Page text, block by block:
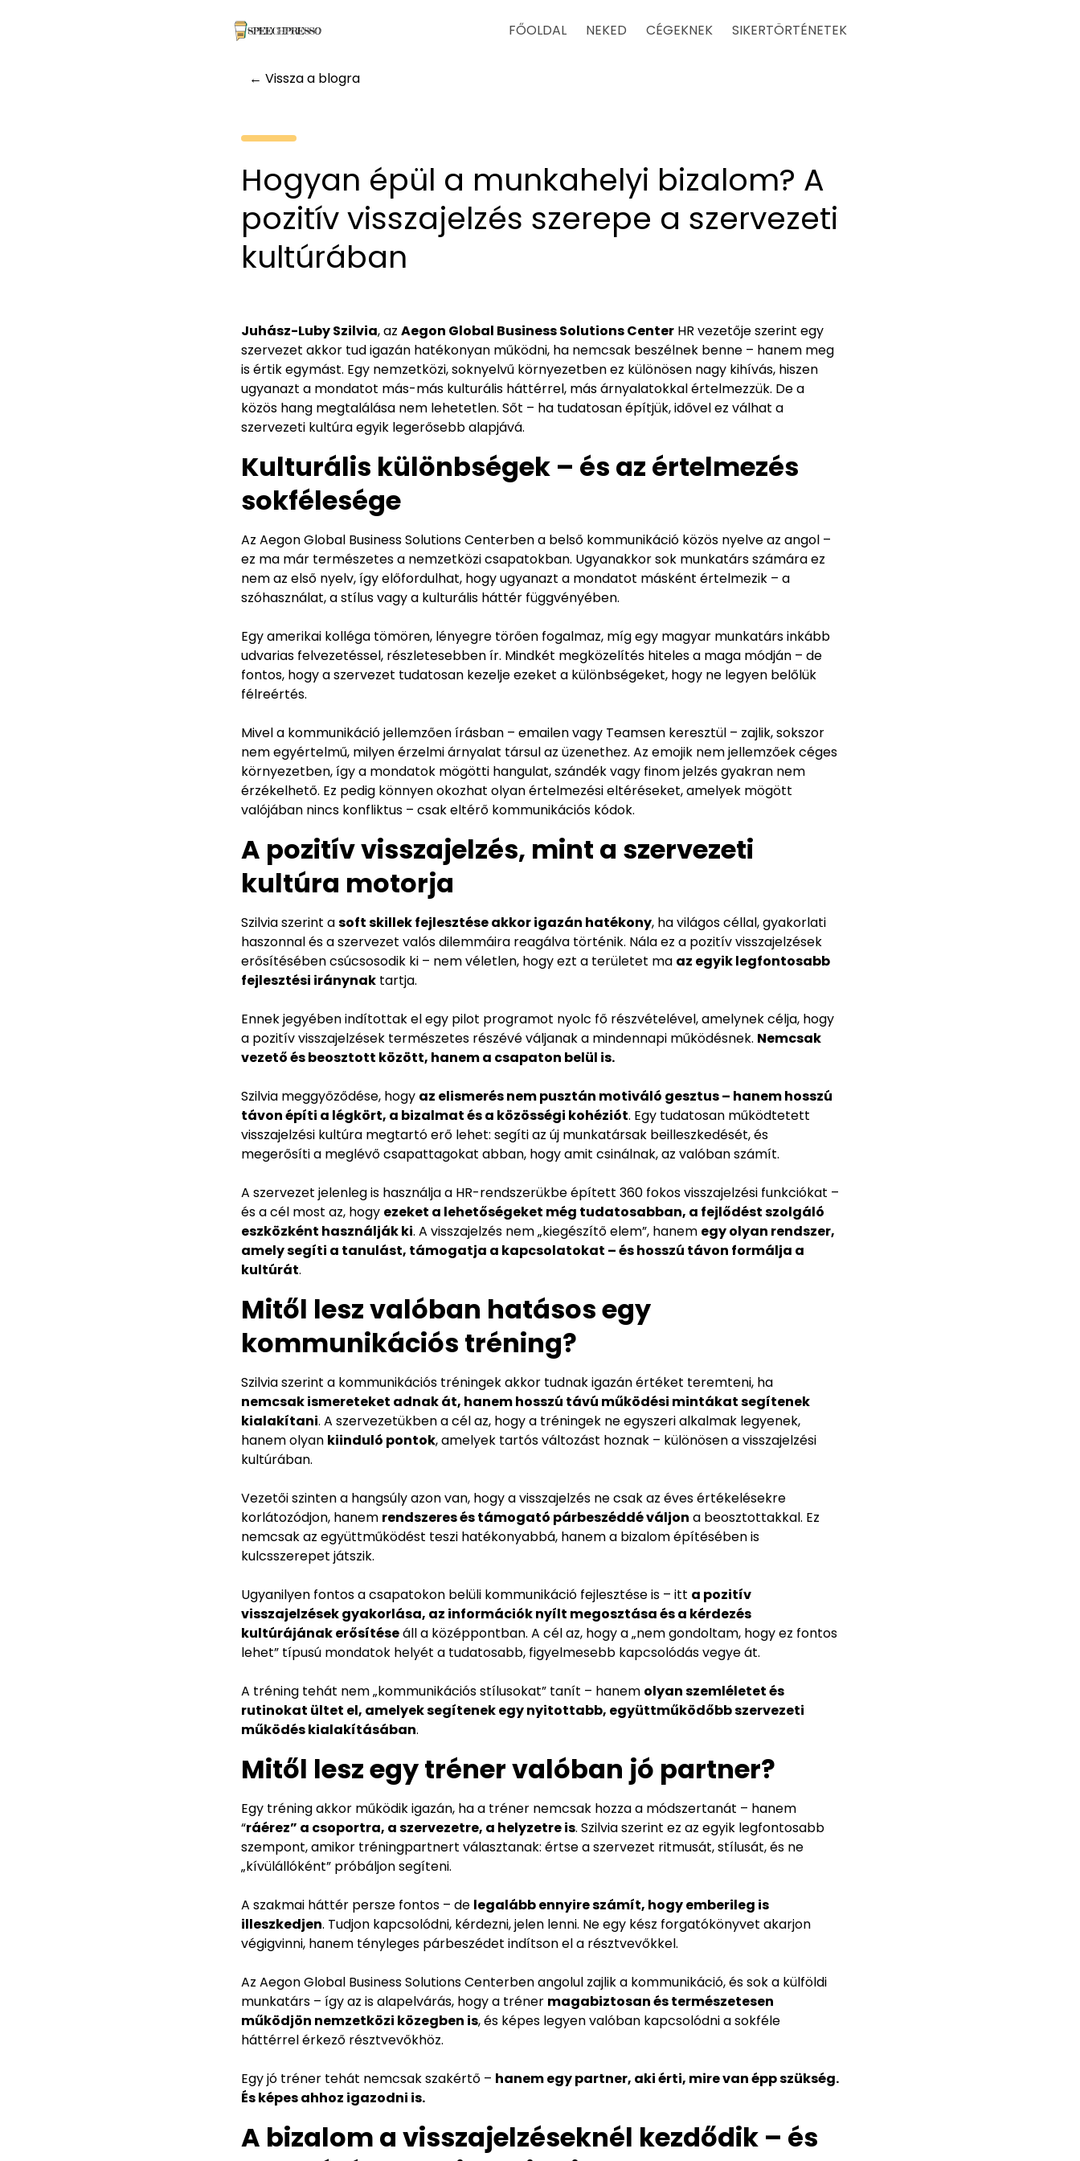
FŐOLDAL NEKED CÉGEKNEK SIKERTÖRTÉNETEK
← Vissza a blogra
Hogyan épül a munkahelyi bizalom? A
pozitív visszajelzés szerepe a szervezeti
kultúrában
Juhász-Luby Szilvia, az Aegon Global Business Solutions Center HR vezetője szerint egy
szervezet akkor tud igazán hatékonyan működni, ha nemcsak beszélnek benne – hanem meg
is értik egymást. Egy nemzetközi, soknyelvű környezetben ez különösen nagy kihívás, hiszen
ugyanazt a mondatot más-más kulturális háttérrel, más árnyalatokkal értelmezzük. De a
közös hang megtalálása nem lehetetlen. Sőt – ha tudatosan építjük, idővel ez válhat a
szervezeti kultúra egyik legerősebb alapjává.
Kulturális különbségek – és az értelmezés
sokfélesége
Az Aegon Global Business Solutions Centerben a belső kommunikáció közös nyelve az angol –
ez ma már természetes a nemzetközi csapatokban. Ugyanakkor sok munkatárs számára ez
nem az első nyelv, így előfordulhat, hogy ugyanazt a mondatot másként értelmezik – a
szóhasználat, a stílus vagy a kulturális háttér függvényében.
Egy amerikai kolléga tömören, lényegre törően fogalmaz, míg egy magyar munkatárs inkább
udvarias felvezetéssel, részletesebben ír. Mindkét megközelítés hiteles a maga módján – de
fontos, hogy a szervezet tudatosan kezelje ezeket a különbségeket, hogy ne legyen belőlük
félreértés.
Mivel a kommunikáció jellemzően írásban – emailen vagy Teamsen keresztül – zajlik, sokszor
nem egyértelmű, milyen érzelmi árnyalat társul az üzenethez. Az emojik nem jellemzőek céges
környezetben, így a mondatok mögötti hangulat, szándék vagy finom jelzés gyakran nem
érzékelhető. Ez pedig könnyen okozhat olyan értelmezési eltéréseket, amelyek mögött
valójában nincs konfliktus – csak eltérő kommunikációs kódok.
A pozitív visszajelzés, mint a szervezeti
kultúra motorja
Szilvia szerint asoft skillek fejlesztése akkor igazán hatékony, ha világos céllal, gyakorlati
haszonnal és a szervezet valós dilemmáira reagálva történik. Nála ez a pozitív visszajelzések
erősítésében csúcsosodik ki – nem véletlen, hogy ezt a területet ma az egyik legfontosabb
fejlesztési iránynak tartja.
Ennek jegyében indítottak el egy pilot programot nyolc fő részvételével, amelynek célja, hogy
a pozitív visszajelzések természetes részévé váljanak a mindennapi működésnek. Nemcsak
vezető és beosztott között, hanem a csapaton belül is.
Szilvia meggyőződése, hogy az elismerés nem pusztán motiváló gesztus – hanem hosszú
távon építi a légkört, a bizalmat és a közösségi kohéziót. Egy tudatosan működtetett
visszajelzési kultúra megtartó erő lehet: segíti az új munkatársak beilleszkedését, és
megerősíti a meglévő csapattagokat abban, hogy amit csinálnak, az valóban számít.
A szervezet jelenleg is használja a HR-rendszerükbe épített 360 fokos visszajelzési funkciókat –
és a cél most az, hogy ezeket a lehetőségeket még tudatosabban, a fejlődést szolgáló
eszközként használják ki. A visszajelzés nem „kiegészítő elem”, hanem egy olyan rendszer,
amely segíti a tanulást, támogatja a kapcsolatokat – és hosszú távon formálja a
kultúrát.
Mitől lesz valóban hatásos egy
kommunikációs tréning?
Szilvia szerint a kommunikációs tréningek akkor tudnak igazán értéket teremteni, ha
nemcsak ismereteket adnak át, hanem hosszú távú működési mintákat segítenek
kialakítani. A szervezetükben a cél az, hogy a tréningek ne egyszeri alkalmak legyenek,
hanem olyan kiinduló pontok, amelyek tartós változást hoznak – különösen a visszajelzési
kultúrában.
Vezetői szinten a hangsúly azon van, hogy a visszajelzés ne csak az éves értékelésekre
korlátozódjon, hanem rendszeres és támogató párbeszéddé váljon a beosztottakkal. Ez
nemcsak az együttműködést teszi hatékonyabbá, hanem a bizalom építésében is
kulcsszerepet játszik.
Ugyanilyen fontos a csapatokon belüli kommunikáció fejlesztése is – itt a pozitív
visszajelzések gyakorlása, az információk nyílt megosztása és a kérdezés
kultúrájának erősítéseáll a középpontban. A cél az, hogy a „nem gondoltam, hogy ez fontos
lehet” típusú mondatok helyét a tudatosabb, figyelmesebb kapcsolódás vegye át.
A tréning tehát nem „kommunikációs stílusokat” tanít – hanem olyan szemléletet és
rutinokat ültet el, amelyek segítenek egy nyitottabb, együttműködőbb szervezeti
működés kialakításában.
Mitől lesz egy tréner valóban jó partner?
Egy tréning akkor működik igazán, ha a tréner nemcsak hozza a módszertanát – hanem
“ráérez” a csoportra, a szervezetre, a helyzetre is. Szilvia szerint ez az egyik legfontosabb
szempont, amikor tréningpartnert választanak: értse a szervezet ritmusát, stílusát, és ne
„kívülállóként” próbáljon segíteni.
A szakmai háttér persze fontos – de legalább ennyire számít, hogy emberileg is
illeszkedjen. Tudjon kapcsolódni, kérdezni, jelen lenni. Ne egy kész forgatókönyvet akarjon
végigvinni, hanem tényleges párbeszédet indítson el a résztvevőkkel.
Az Aegon Global Business Solutions Centerben angolul zajlik a kommunikáció, és sok a külföldi
munkatárs – így az is alapelvárás, hogy a tréner magabiztosan és természetesen
működjön nemzetközi közegben is, és képes legyen valóban kapcsolódni a sokféle
háttérrel érkező résztvevőkhöz.
Egy jó tréner tehát nemcsak szakértő – hanem egy partner, aki érti, mire van épp szükség.
És képes ahhoz igazodni is.
A bizalom a visszajelzéseknél kezdődik – és